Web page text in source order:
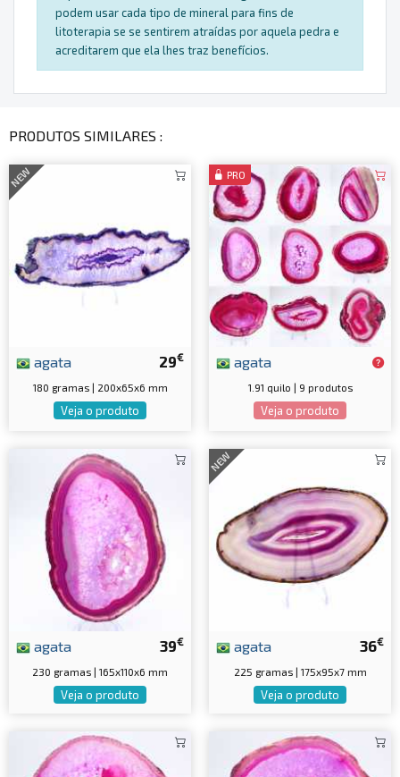
podem usar cada tipo de mineral para fins de
litoterapia se se sentirem atraídas por aquela pedra e
acreditarem que ela lhes traz benefícios.
PRODUTOS SIMILARES :
NEW
29€
agata
180 gramas | 200x65x6 mm
Veja o produto
PRO
agata
1.91 quilo | 9 produtos
Veja o produto
39€
agata
230 gramas | 165x110x6 mm
Veja o produto
NEW
36€
agata
225 gramas | 175x95x7 mm
Veja o produto